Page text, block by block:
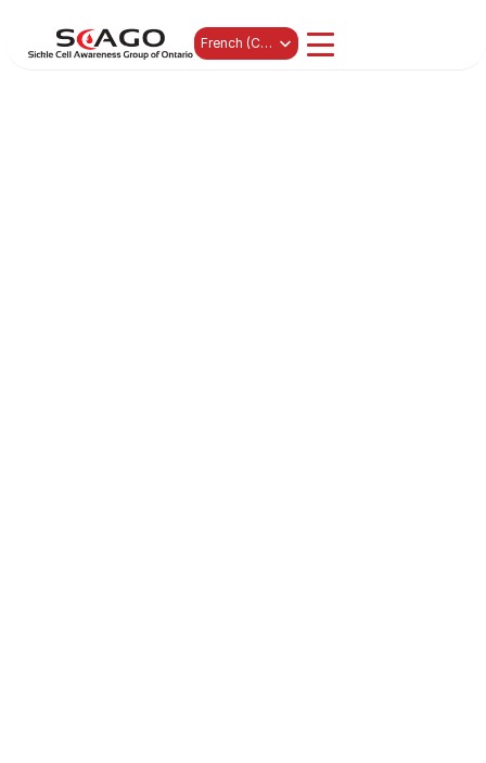
Select Language
French (Canada)